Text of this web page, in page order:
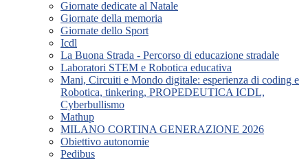
Giornate dedicate al Natale
Giornate della memoria
Giornate dello Sport
Icdl
La Buona Strada - Percorso di educazione stradale
Laboratori STEM e Robotica educativa
Mani, Circuiti e Mondo digitale: esperienza di coding e
Robotica, tinkering, PROPEDEUTICA ICDL,
Cyberbullismo
Mathup
MILANO CORTINA GENERAZIONE 2026
Obiettivo autonomie
Pedibus